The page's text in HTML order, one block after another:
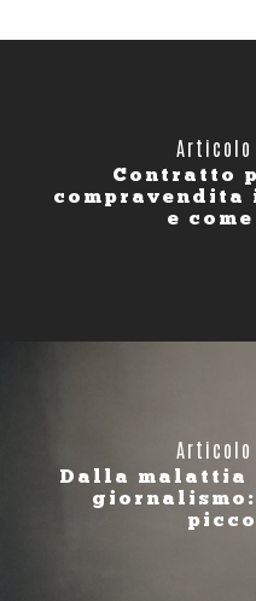
Articolo
Contratto
compravendita
e
Articolo
Dalla malattia